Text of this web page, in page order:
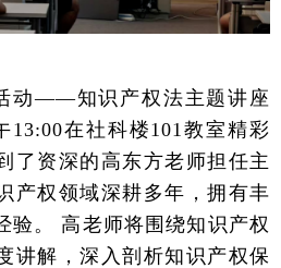
动——知识产权法主题讲座
13:00在社科楼101 教室精彩
了资深的高东方老师担任主
产权领域深耕多年，拥有丰
验。 高老师将围绕知识产权
讲解，深入剖析知识产权保